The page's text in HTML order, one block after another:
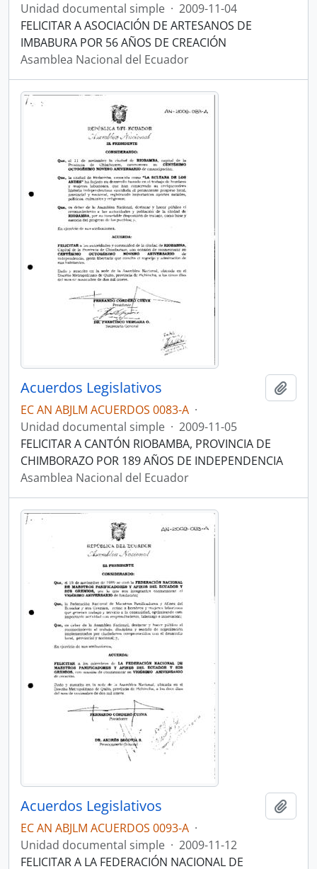
Unidad documental simple · 2009-11-04
FELICITAR A ASOCIACIÓN DE ARTESANOS DE
IMBABURA POR 56 AÑOS DE CREACIÓN
Asamblea Nacional del Ecuador
Acuerdos Legislativos
EC AN ABJLM ACUERDOS 0083-A ·
Unidad documental simple · 2009-11-05
FELICITAR A CANTÓN RIOBAMBA, PROVINCIA DE
CHIMBORAZO POR 189 AÑOS DE INDEPENDENCIA
Asamblea Nacional del Ecuador
Acuerdos Legislativos
EC AN ABJLM ACUERDOS 0093-A ·
Unidad documental simple · 2009-11-12
FELICITAR A LA FEDERACIÓN NACIONAL DE